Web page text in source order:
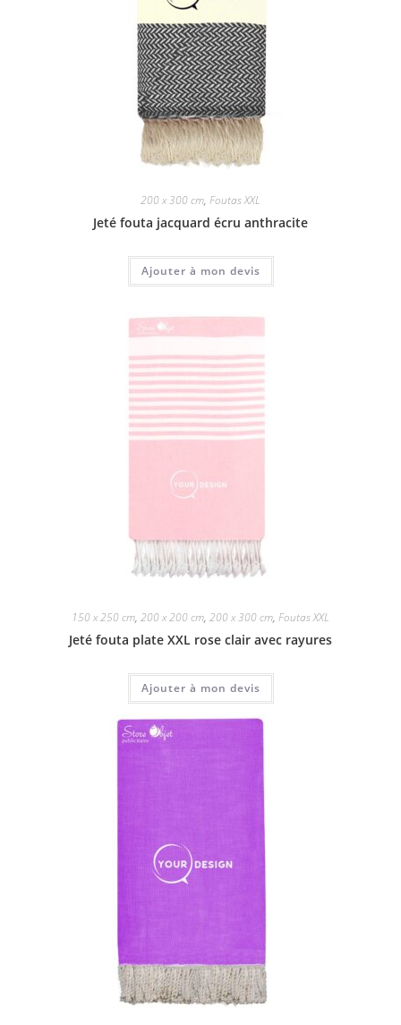
200 x 300 cm, Foutas XXL
Jeté fouta jacquard écru anthracite
Ajouter à mon devis
150 x 250 cm, 200 x 200 cm, 200 x 300 cm, Foutas XXL
Jeté fouta plate XXL rose clair avec rayures
Ajouter à mon devis